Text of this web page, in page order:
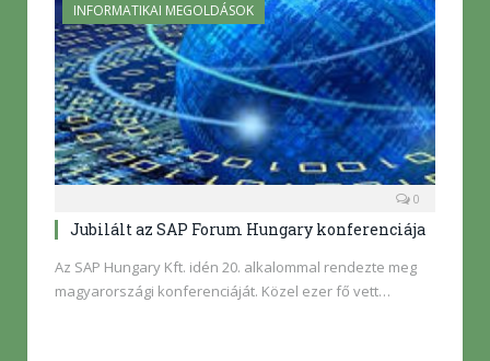
INFORMATIKAI MEGOLDÁSOK
0
Jubilált az SAP Forum Hungary konferenciája
Az SAP Hungary Kft. idén 20. alkalommal rendezte meg
magyarországi konferenciáját. Közel ezer fő vett…